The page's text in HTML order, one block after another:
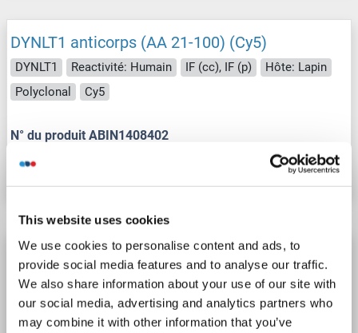
This website uses cookies
We use cookies to personalise content and ads, to
provide social media features and to analyse our traffic.
We also share information about your use of our site with
our social media, advertising and analytics partners who
may combine it with other information that you’ve
DYNLT1 anticorps (AA 21-100) (Cy5)
DYNLT1 Reactivité: Humain IF (cc), IF (p)
Hôte: Lapin
Polyclonal
Cy5
N° du produit ABIN1408402
Détails
DYNLT1 anticorps (AA 21-100) (Cy3)
DYNLT1 Reactivité: Humain IF (cc), IF (p)
Hôte: Lapin
Polyclonal
Cy3